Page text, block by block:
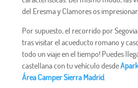
del Eresma y Clamores os
Por supuesto, el recorrido por
tras visitar el acueducto romano y
todo un viaje en el tiempo! Puedes
castellana con tu vehículo desde
Área Camper Sierra Madrid.